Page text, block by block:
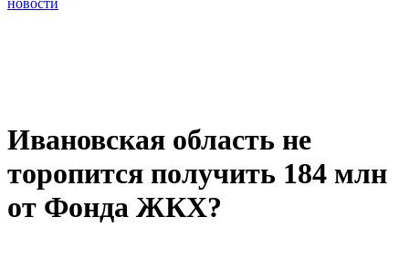
новости
Ивановская область не
торопится получить 184 млн
от Фонда ЖКХ?